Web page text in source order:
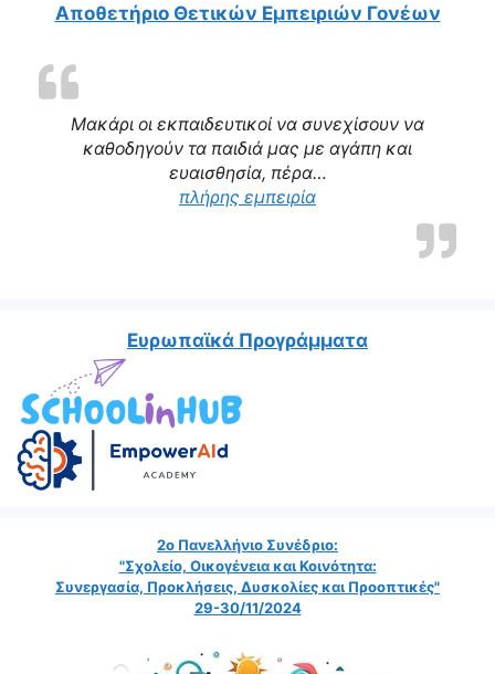
Μακάρι οι εκπαιδευτικοί να συνεχίσουν να
καθοδηγούν τα παιδιά μας με αγάπη και
ευαισθησία, πέρα…
πλήρης εμπειρία“Η δασκάλα μας
Αποθετήριο Θετικών Εμπειριών Γονέων
Ευρωπαϊκά Προγράμματα
2ο Πανελλήνιο Συνέδριο:
"Σχολείο, Οικογένεια και Κοινότητα:
Συνεργασία, Προκλήσεις, Δυσκολίες και Προοπτικές"
29-30/11/2024